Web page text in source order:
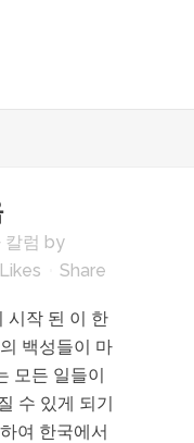
칼럼 by
Likes Share
시작 된 이 한
백성들이 마
모든 일들이
수 있게 되기
여 한국에서